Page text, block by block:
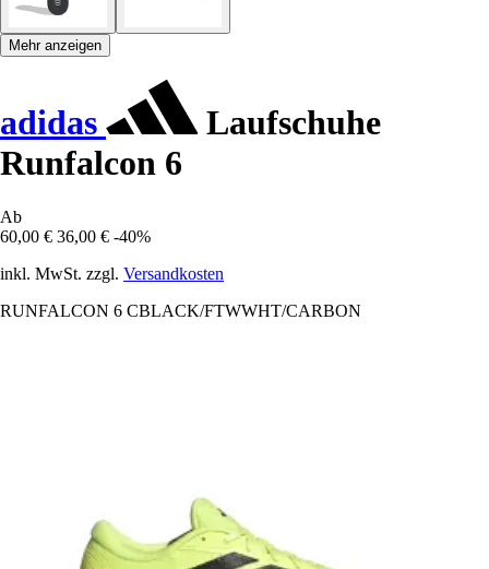
Mehr anzeigen
adidas
Laufschuhe
Runfalcon 6
Ab
60,00 € 36,00 € -40%
inkl. MwSt. zzgl. Versandkosten
RUNFALCON 6 CBLACK/FTWWHT/CARBON